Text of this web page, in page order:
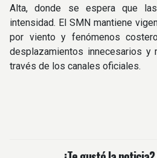
Alta, donde se espera que
intensidad. El SMN mantiene
por viento y fenómenos
desplazamientos innecesarios y
través de los canales oficiales.